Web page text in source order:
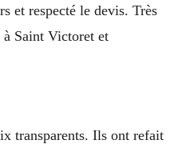
et respecté le devis. Très
Saint Victoret et
transparents. Ils ont refait